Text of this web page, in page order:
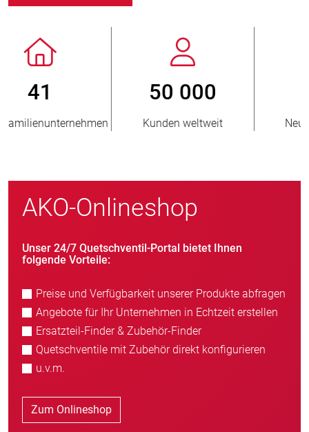
Neukunden/Jahr
> 3 500 000
verkaufte Einheiten
AKO-Onlineshop
Unser 24/7 Quetschventil-Portal bietet Ihnen
folgende Vorteile:
Preise und Verfügbarkeit unserer Produkte abfragen
Angebote für Ihr Unternehmen in Echtzeit erstellen
Ersatzteil-Finder & Zubehör-Finder
Quetschventile mit Zubehör direkt konfigurieren
u.v.m.
Zum Onlineshop